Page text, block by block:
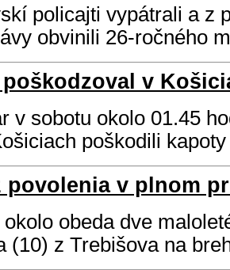
policajti vypátrali a z
obvinili 26-ročného
v
v sobotu okolo 01.45
poškodili
povolenia v plnom
obeda dve
(10) z Trebišova na